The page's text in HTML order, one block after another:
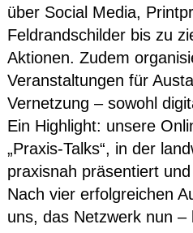
über Social Media,
Feldrandschilder bis zu
Aktionen. Zudem
Veranstaltungen für
Vernetzung – sowohl
Ein Highlight: unsere
„Praxis-Talks“, in der
praxisnah präsentiert
Nach vier erfolgreichen
uns, das Netzwerk nun